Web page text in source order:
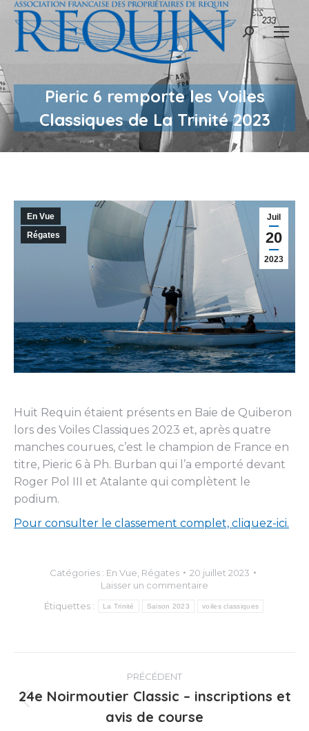
Recherche
Pieric 6 remporte les Voiles
Classiques de La Trinité 2023
Juil
20
2023
En Vue
Régates
Huit Requin étaient présents en Baie de Quiberon
lors des Voiles Classiques 2023 et, après quatre
manches courues, c’est le champion de France en
titre, Pieric 6 à Ph. Burban qui l’a emporté devant
Roger Pol III et Atalante qui complètent le
podium.
Pour consulter le classement complet, cliquez-ici.
Catégories : En Vue Régates
20 juillet 2023
Laisser un commentaire
Étiquettes :
La Trinité Saison 2023 voiles classiques
Navigation
article
PRÉCÉDENT
précédent
24e Noirmoutier Classic – inscriptions et
avis de course